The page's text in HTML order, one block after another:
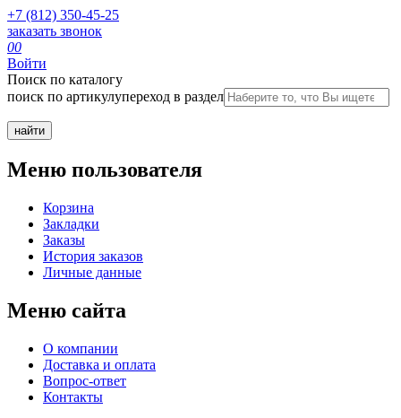
+7 (812) 350-45-25
заказать звонок
00
Войти
Поиск по каталогу
поиск по артикулупереход в раздел
Меню пользователя
Корзина
Закладки
Заказы
История заказов
Личные данные
Меню сайта
О компании
Доставка и оплата
Вопрос-ответ
Контакты